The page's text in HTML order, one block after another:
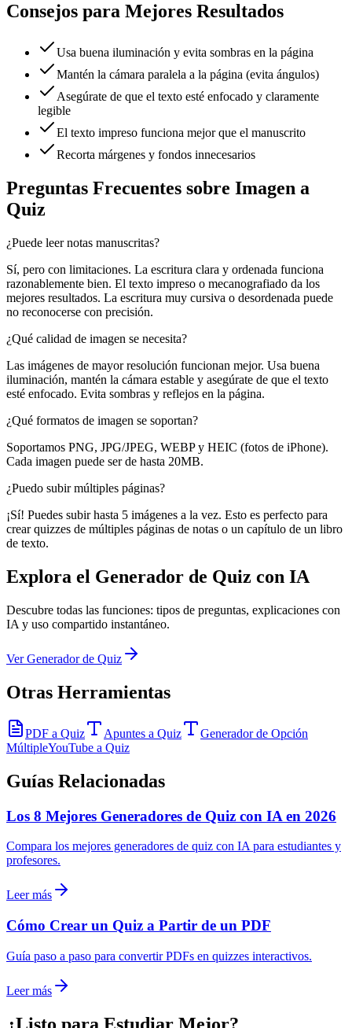
Consejos para Mejores Resultados
Usa buena iluminación y evita sombras en la página
Mantén la cámara paralela a la página (evita ángulos)
Asegúrate de que el texto esté enfocado y claramente
legible
El texto impreso funciona mejor que el manuscrito
Recorta márgenes y fondos innecesarios
Preguntas Frecuentes sobre Imagen a
Quiz
¿Puede leer notas manuscritas?
Sí, pero con limitaciones. La escritura clara y ordenada funciona
razonablemente bien. El texto impreso o mecanografiado da los
mejores resultados. La escritura muy cursiva o desordenada puede
no reconocerse con precisión.
¿Qué calidad de imagen se necesita?
Las imágenes de mayor resolución funcionan mejor. Usa buena
iluminación, mantén la cámara estable y asegúrate de que el texto
esté enfocado. Evita sombras y reflejos en la página.
¿Qué formatos de imagen se soportan?
Soportamos PNG, JPG/JPEG, WEBP y HEIC (fotos de iPhone).
Cada imagen puede ser de hasta 20MB.
¿Puedo subir múltiples páginas?
¡Sí! Puedes subir hasta 5 imágenes a la vez. Esto es perfecto para
crear quizzes de múltiples páginas de notas o un capítulo de un libro
de texto.
Explora el Generador de Quiz con IA
Descubre todas las funciones: tipos de preguntas, explicaciones con
IA y uso compartido instantáneo.
Ver Generador de Quiz
Otras Herramientas
PDF a Quiz Apuntes a Quiz
Generador de Opción
MúltipleYouTube a Quiz
Guías Relacionadas
Los 8 Mejores Generadores de Quiz con IA en 2026
Compara los mejores generadores de quiz con IA para estudiantes y
profesores.
Leer más
Cómo Crear un Quiz a Partir de un PDF
Guía paso a paso para convertir PDFs en quizzes interactivos.
Leer más
¿Listo para Estudiar Mejor?